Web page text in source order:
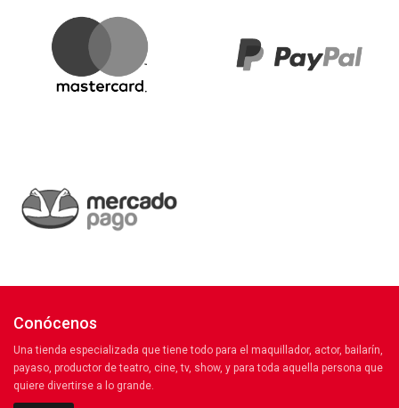
Conócenos
Una tienda especializada que tiene todo para el maquillador, actor, bailarín,
payaso, productor de teatro, cine, tv, show, y para toda aquella persona que
quiere divertirse a lo grande.